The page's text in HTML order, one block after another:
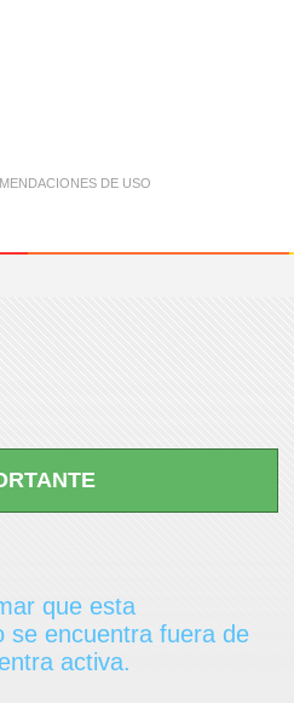
DE USO
que esta
se encuentra fuera de
activa.